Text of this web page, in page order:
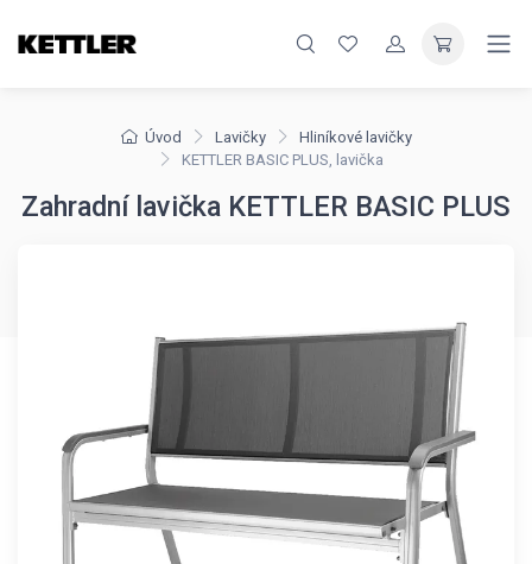
Úvod Lavičky
Hliníkové lavičky
KETTLER BASIC PLUS, lavička
Zahradní lavička KETTLER BASIC PLUS